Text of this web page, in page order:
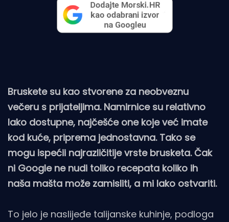
Bruskete su kao stvorene za neobveznu
večeru s prijateljima. Namirnice su relativno
lako dostupne, najčešće one koje već imate
kod kuće, priprema jednostavna. Tako se
mogu ispećii najrazličitije vrste brusketa. Čak
ni Google ne nudi toliko recepata koliko ih
naša mašta može zamisliti, a mi lako ostvariti.
To jelo je naslijeđe talijanske kuhinje, podloga